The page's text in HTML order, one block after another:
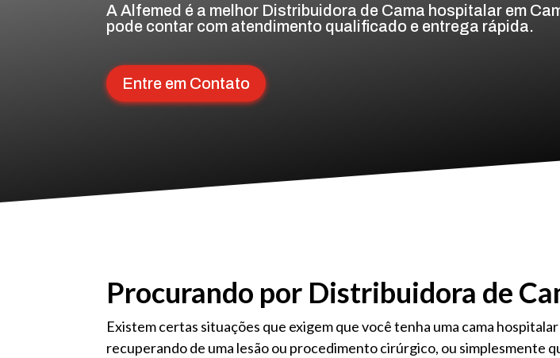
A Alfemed é a melhor Distribuidora de Cama hospitalar em
pode contar com atendimento qualificado e entrega rápida.
Entre em Contato
Procurando por Distribuidora de
Existem certas situações que exigem que você tenha uma cama
recuperando de uma lesão ou procedimento cirúrgico, ou simplesmente